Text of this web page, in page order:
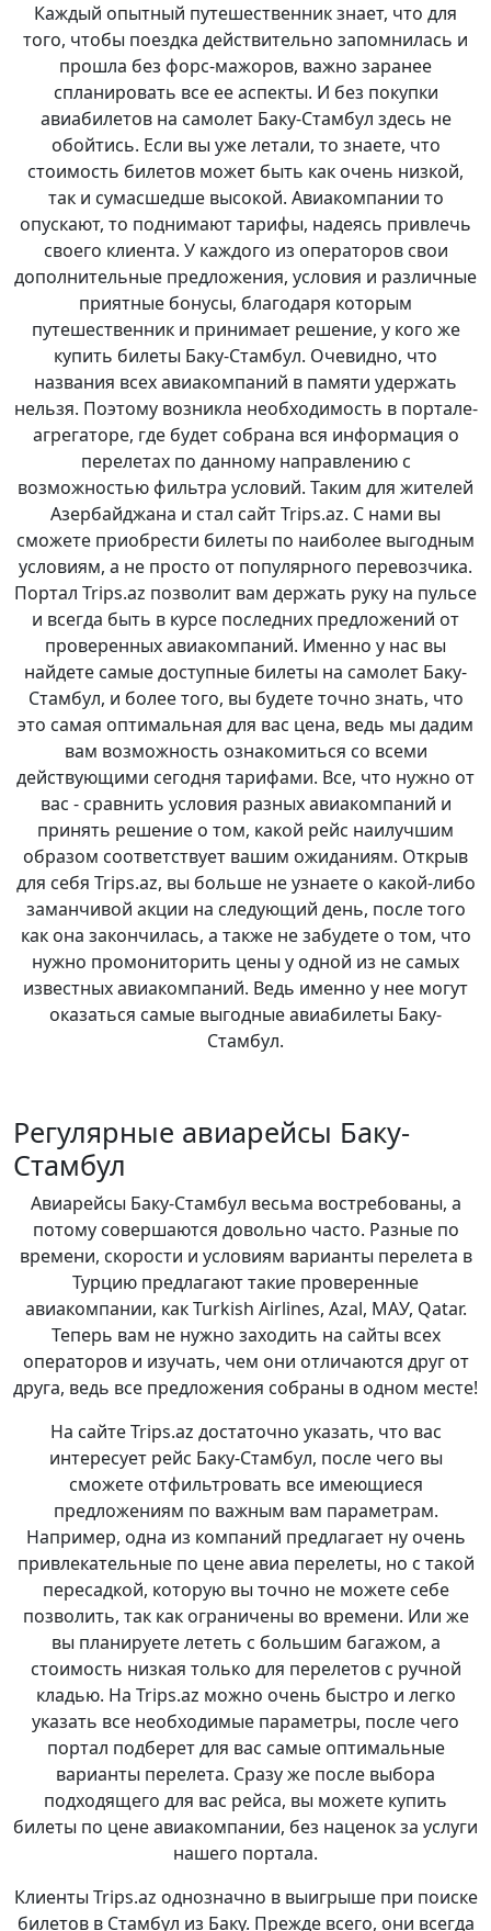
Каждый опытный путешественник знает, что для
того, чтобы поездка действительно запомнилась и
прошла без форс-мажоров, важно заранее
спланировать все ее аспекты. И без покупки
авиабилетов на самолет Баку-Стамбул здесь не
обойтись. Если вы уже летали, то знаете, что
стоимость билетов может быть как очень низкой,
так и сумасшедше высокой. Авиакомпании то
опускают, то поднимают тарифы, надеясь привлечь
своего клиента. У каждого из операторов свои
дополнительные предложения, условия и различные
приятные бонусы, благодаря которым
путешественник и принимает решение, у кого же
купить билеты Баку-Стамбул. Очевидно, что
названия всех авиакомпаний в памяти удержать
нельзя. Поэтому возникла необходимость в портале-
агрегаторе, где будет собрана вся информация о
перелетах по данному направлению с
возможностью фильтра условий. Таким для жителей
Азербайджана и стал сайт Trips.az. С нами вы
сможете приобрести билеты по наиболее выгодным
условиям, а не просто от популярного перевозчика.
Портал Trips.az позволит вам держать руку на пульсе
и всегда быть в курсе последних предложений от
проверенных авиакомпаний. Именно у нас вы
найдете самые доступные билеты на самолет Баку-
Стамбул, и более того, вы будете точно знать, что
это самая оптимальная для вас цена, ведь мы дадим
вам возможность ознакомиться со всеми
действующими сегодня тарифами. Все, что нужно от
вас - сравнить условия разных авиакомпаний и
принять решение о том, какой рейс наилучшим
образом соответствует вашим ожиданиям. Открыв
для себя Trips.az, вы больше не узнаете о какой-либо
заманчивой акции на следующий день, после того
как она закончилась, а также не забудете о том, что
нужно промониторить цены у одной из не самых
известных авиакомпаний. Ведь именно у нее могут
оказаться самые выгодные авиабилеты Баку-
Стамбул.
Регулярные авиарейсы Баку-
Стамбул
Авиарейсы Баку-Стамбул весьма востребованы, а
потому совершаются довольно часто. Разные по
времени, скорости и условиям варианты перелета в
Турцию предлагают такие проверенные
авиакомпании, как Turkish Airlines, Azal, МАУ, Qatar.
Теперь вам не нужно заходить на сайты всех
операторов и изучать, чем они отличаются друг от
друга, ведь все предложения собраны в одном месте!
На сайте Trips.az достаточно указать, что вас
интересует рейс Баку-Стамбул, после чего вы
сможете отфильтровать все имеющиеся
предложениям по важным вам параметрам.
Например, одна из компаний предлагает ну очень
привлекательные по цене авиа перелеты, но с такой
пересадкой, которую вы точно не можете себе
позволить, так как ограничены во времени. Или же
вы планируете лететь с большим багажом, а
стоимость низкая только для перелетов с ручной
кладью. На Trips.az можно очень быстро и легко
указать все необходимые параметры, после чего
портал подберет для вас самые оптимальные
варианты перелета. Сразу же после выбора
подходящего для вас рейса, вы можете купить
билеты по цене авиакомпании, без наценок за услуги
нашего портала.
Клиенты Trips.az однозначно в выигрыше при поиске
билетов в Стамбул из Баку. Прежде всего, они всегда